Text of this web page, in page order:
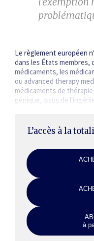
Le règlement européen
dans les États
médicaments, les
ou advanced therapy
médicaments de
génique, issus de
L’accès à la
à